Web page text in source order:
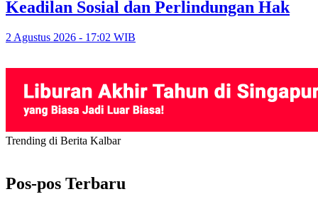
Keadilan Sosial dan Perlindungan Hak
2 Agustus 2026 - 17:02 WIB
Trending di Berita Kalbar
Pos-pos Terbaru